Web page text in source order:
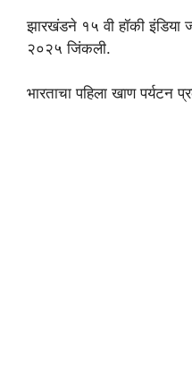
झारखंडने १५ वी हॉकी इंडिया
२०२५ जिंकली.
भारताचा पहिला खाण